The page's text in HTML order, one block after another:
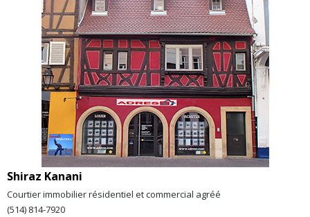
Shiraz Kanani
Courtier immobilier résidentiel et commercial agréé
(514) 814-7920